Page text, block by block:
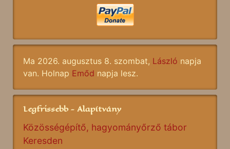
Ma 2026. augusztus 8. szombat, László napja
van. Holnap Emőd napja lesz.
Legfrissebb - Alapítvány
Közösségépítő, hagyományőrző tábor
Keresden